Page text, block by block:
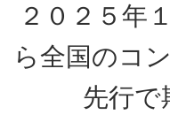
２０２５年
ら全国のコ
先行で